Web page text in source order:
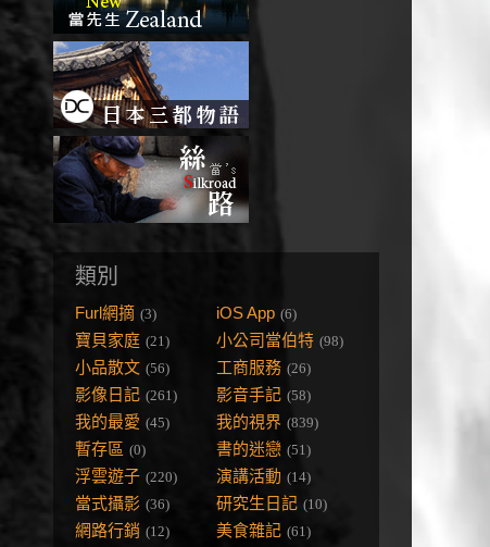
類別
Furl網摘 (3) iOS App (6)
寶貝家庭 (21) 小公司當伯特 (98)
小品散文 (56) 工商服務 (26)
影像日記 (261) 影音手記 (58)
我的最愛 (45) 我的視界 (839)
暫存區 (0) 書的迷戀 (51)
浮雲遊子 (220) 演講活動 (14)
當式攝影 (36) 研究生日記 (10)
網路行銷 (12) 美食雜記 (61)